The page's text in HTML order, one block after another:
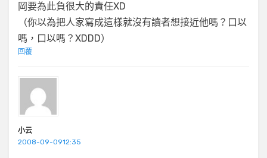
岡要為此負很大的責任XD
（你以為把人家寫成這樣就沒有讀者想接近他嗎？口以
嗎，口以嗎？XDDD）
回覆
小云
2008-09-0912:35